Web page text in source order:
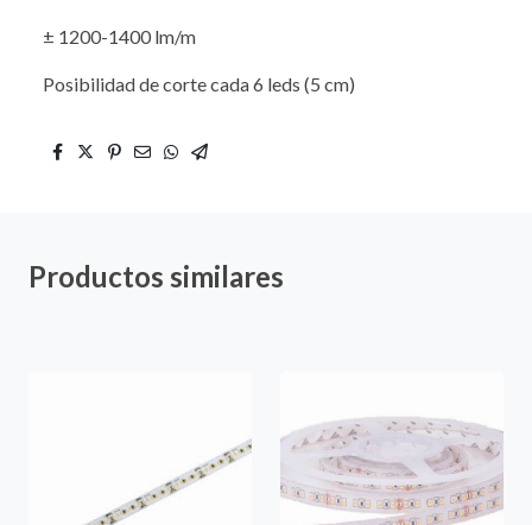
± 1200-1400 lm/m
Posibilidad de corte cada 6 leds (5 cm)
Productos similares